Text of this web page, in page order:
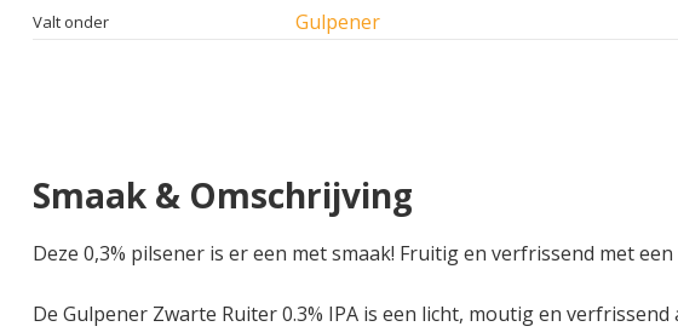
Valt onder Gulpener
Smaak & Omschrijving
Deze 0,3% pilsener is er een met smaak! Fruitig en verfrissend met
De Gulpener Zwarte Ruiter 0.3% IPA is een licht, moutig en